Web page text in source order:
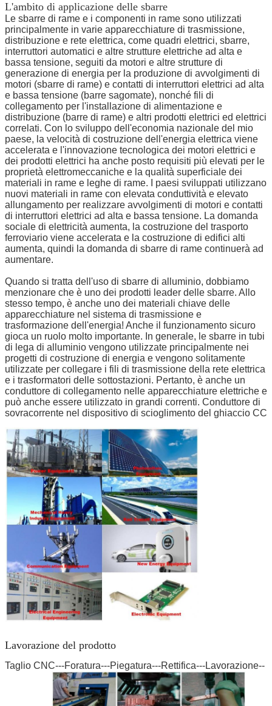
L'ambito di applicazione delle sbarre
Le sbarre di rame e i componenti in rame sono utilizzati
principalmente in varie apparecchiature di trasmissione,
distribuzione e rete elettrica, come quadri elettrici, sbarre,
interruttori automatici e altre strutture elettriche ad alta e
bassa tensione, seguiti da motori e altre strutture di
generazione di energia per la produzione di avvolgimenti di
motori (sbarre di rame) e contatti di interruttori elettrici ad alta
e bassa tensione (barre sagomate), nonché fili di
collegamento per l'installazione di alimentazione e
distribuzione (barre di rame) e altri prodotti elettrici ed elettrici
correlati. Con lo sviluppo dell'economia nazionale del mio
paese, la velocità di costruzione dell'energia elettrica viene
accelerata e l'innovazione tecnologica dei motori elettrici e
dei prodotti elettrici ha anche posto requisiti più elevati per le
proprietà elettromeccaniche e la qualità superficiale dei
materiali in rame e leghe di rame. I paesi sviluppati utilizzano
nuovi materiali in rame con elevata conduttività e elevato
allungamento per realizzare avvolgimenti di motori e contatti
di interruttori elettrici ad alta e bassa tensione. La domanda
sociale di elettricità aumenta, la costruzione del trasporto
ferroviario viene accelerata e la costruzione di edifici alti
aumenta, quindi la domanda di sbarre di rame continuerà ad
aumentare.
Quando si tratta dell'uso di sbarre di alluminio, dobbiamo
menzionare che è uno dei prodotti leader delle sbarre. Allo
stesso tempo, è anche uno dei materiali chiave delle
apparecchiature nel sistema di trasmissione e
trasformazione dell'energia! Anche il funzionamento sicuro
gioca un ruolo molto importante. In generale, le sbarre in tubi
di lega di alluminio vengono utilizzate principalmente nei
progetti di costruzione di energia e vengono solitamente
utilizzate per collegare i fili di trasmissione della rete elettrica
e i trasformatori delle sottostazioni. Pertanto, è anche un
conduttore di collegamento nelle apparecchiature elettriche e
può anche essere utilizzato in grandi correnti. Conduttore di
sovracorrente nel dispositivo di scioglimento del ghiaccio CC
Lavorazione del prodotto
Taglio CNC---Foratura---Piegatura---Rettifica---Lavorazione--